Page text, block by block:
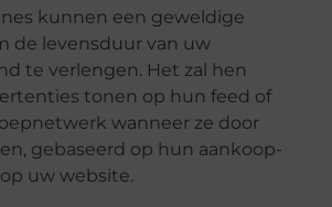
kunnen een geweldige
de levensduur van uw
te verlengen. Het zal hen
tonen op hun feed of
wanneer ze door
gebaseerd op hun aankoop-
uw website.